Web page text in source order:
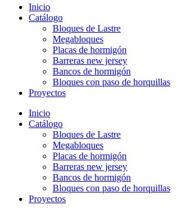
Inicio
Catálogo
Bloques de Lastre
Megabloques
Placas de hormigón
Barreras new jersey
Bancos de hormigón
Bloques con paso de horquillas
Proyectos
Inicio
Catálogo
Bloques de Lastre
Megabloques
Placas de hormigón
Barreras new jersey
Bancos de hormigón
Bloques con paso de horquillas
Proyectos